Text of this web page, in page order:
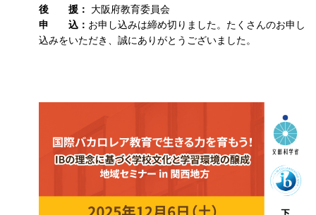
後 援：
大阪府教育委員会
申 込： お申し込みは締め切りました。たくさんのお申し
込みをいただき、誠にありがとうございました。